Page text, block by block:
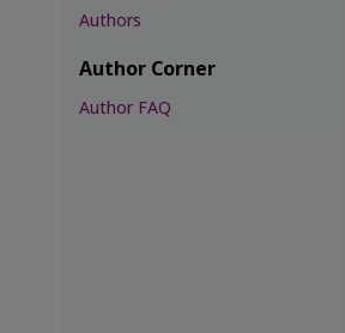
Authors
Author Corner
Author FAQ